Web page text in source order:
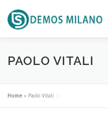
SCENARIO PROPOSTA
RIFERIMENTI TERRITORIALI
PAOLO VITALI
Home » Paolo Vitali